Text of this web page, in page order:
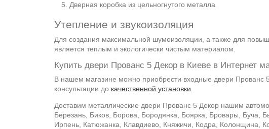
Дверная коробка из цельногнутого металла
Утепление и звукоизоляция
Для создания максимальной шумоизоляции, а также для
является теплым и экологически чистым материалом.
Купить двери Прованс 5 Декор в Киеве в Интернет
В нашем магазине можно приобрести входные двери
консультации до качественной установки
Доставим металлические двери Прованс 5 Декор нашим
Березань, Биков, Борова, Бородянка, Боярка, Бровары, Буча,
Ирпень, Катюжанка, Клавдиево, Княжичи, Кодра, Колонщина,